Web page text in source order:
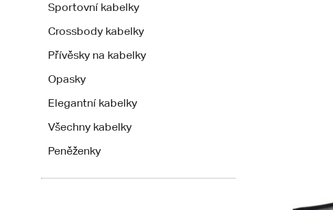
Sportovní kabelky
Crossbody kabelky
Přívěsky na kabelky
Opasky
Elegantní kabelky
Všechny kabelky
Peněženky